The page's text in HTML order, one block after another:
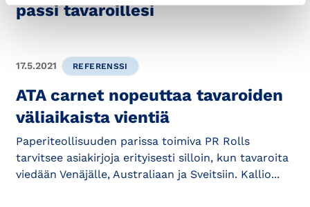
passi tavaroillesi
17.5.2021 REFERENSSI
ATA carnet nopeuttaa tavaroiden
väliaikaista vientiä
Paperiteollisuuden parissa toimiva PR Rolls
tarvitsee asiakirjoja erityisesti silloin, kun tavaroita
viedään Venäjälle, Australiaan ja Sveitsiin. Kallio...